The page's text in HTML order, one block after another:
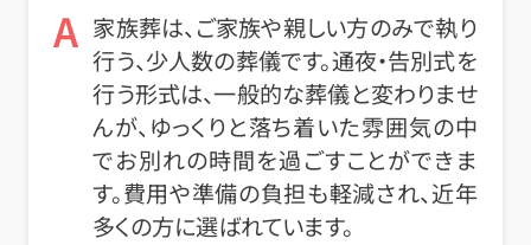
A 家族葬は、ご家族や親しい方のみで執り
行う、少人数の葬儀です。通夜・告別式を
行う形式は、一般的な葬儀と変わりませ
んが、ゆっくりと落ち着いた雰囲気の中
でお別れの時間を過ごすことができま
す。費用や準備の負担も軽減され、近年
多くの方に選ばれています。